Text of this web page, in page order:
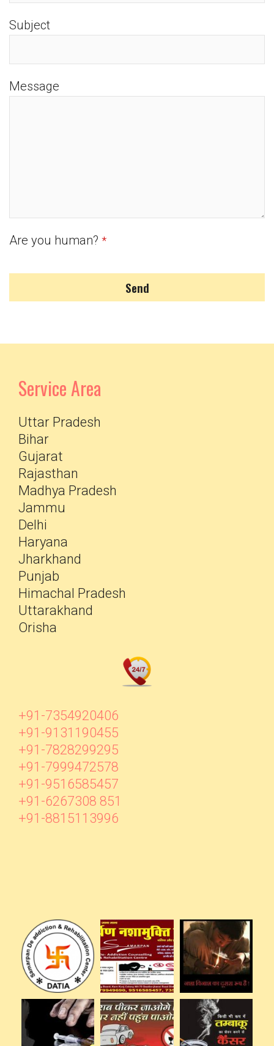
Subject
Message
Are you human? *
Send
Service Area
Uttar Pradesh
Bihar
Gujarat
Rajasthan
Madhya Pradesh
Jammu
Delhi
Haryana
Jharkhand
Punjab
Himachal Pradesh
Uttarakhand
Orisha
+91-7354920406
+91-9131190455
+91-7828299295
+91-7999472578
+91-9516585457
+91-6267308 851
+91-8815113996